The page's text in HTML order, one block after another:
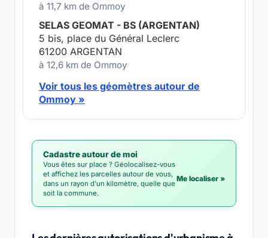
à 11,7 km de Ommoy
SELAS GEOMAT - BS (ARGENTAN)
5 bis, place du Général Leclerc
61200 ARGENTAN
à 12,6 km de Ommoy
Voir tous les géomètres autour de
Ommoy »
Cadastre autour de moi
Vous êtes sur place ? Géolocalisez-vous
et affichez les parcelles autour de vous,
dans un rayon d'un kilomètre, quelle que
soit la commune.
Me localiser »